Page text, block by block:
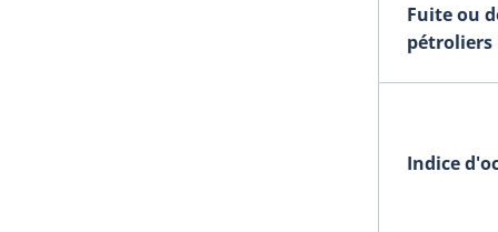
Fuite ou
pétroliers
Indice